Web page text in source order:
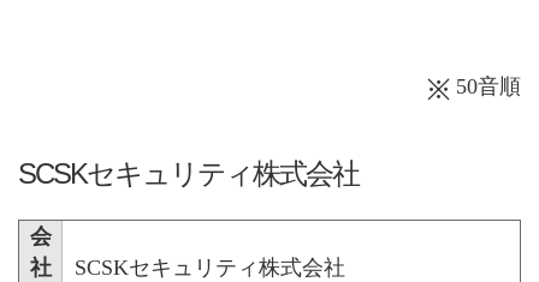
50音順
SCSKセキュリティ株式会社
会
社
SCSKセキュリティ株式会社